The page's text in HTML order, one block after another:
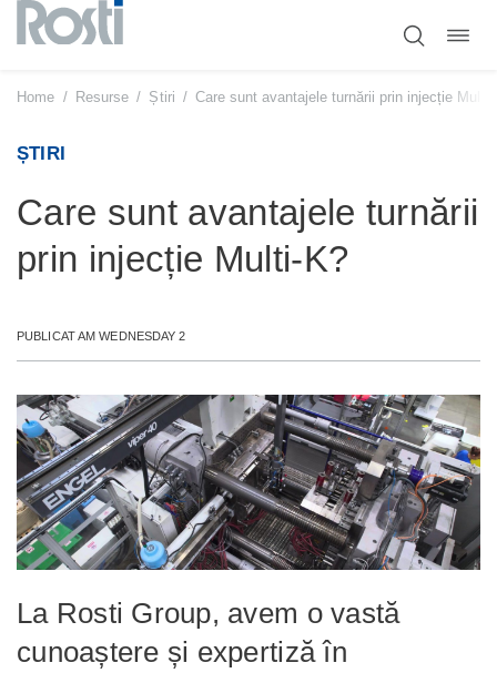
Sari
conținut
Home / Resurse / Știri / Care sunt avantajele turnării prin injecție Multi-
ȘTIRI
Care sunt avantajele turnării
prin injecție Multi-K?
PUBLICAT AM WEDNESDAY 2
La Rosti Group, avem o vastă
cunoaștere și expertiză în